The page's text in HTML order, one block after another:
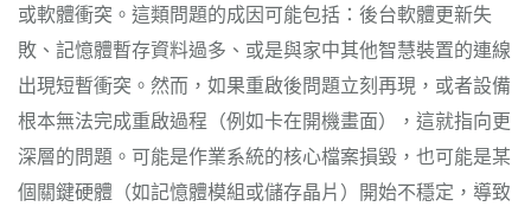
或軟體衝突。這類問題的成因可能包括：後台軟體更新失
敗、記憶體暫存資料過多、或是與家中其他智慧裝置的連線
出現短暫衝突。然而，如果重啟後問題立刻再現，或者設備
根本無法完成重啟過程（例如卡在開機畫面），這就指向更
深層的問題。可能是作業系統的核心檔案損毀，也可能是某
個關鍵硬體（如記憶體模組或儲存晶片）開始不穩定，導致